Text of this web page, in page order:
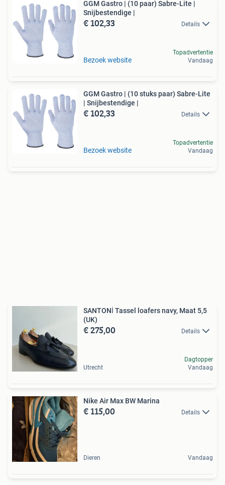
GGM Gastro | (10 paar) Sabre-Lite |
Snijbestendige |
€ 102,33 Details
Bezoek website
Topadvertentie
Vandaag
GGM Gastro | (10 stuks paar) Sabre-Lite
| Snijbestendige |
€ 102,33 Details
Bezoek website
Topadvertentie
Vandaag
SANTONİ Tassel loafers navy, Maat 5,5
(UK)
€ 275,00 Details
Utrecht
Dagtopper
Vandaag
Nike Air Max BW Marina
€ 115,00 Details
Dieren Vandaag